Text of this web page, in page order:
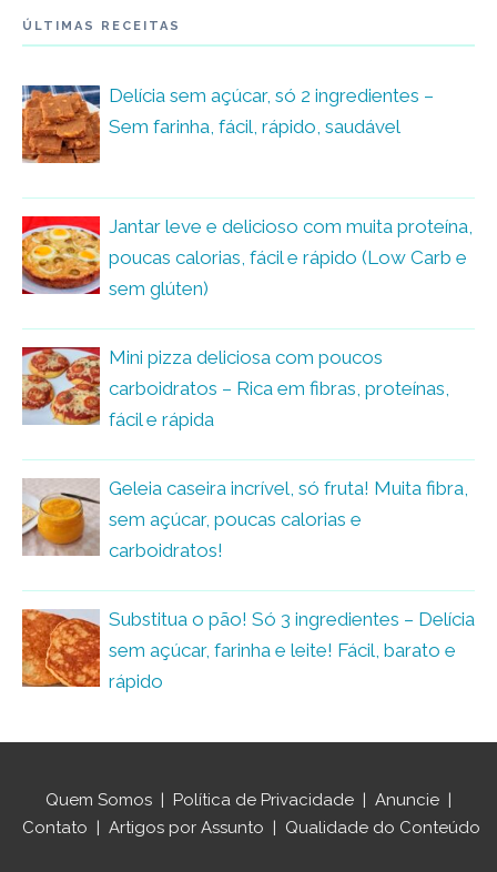
ÚLTIMAS RECEITAS
Delícia sem açúcar, só 2 ingredientes –
Sem farinha, fácil, rápido, saudável
Jantar leve e delicioso com muita proteína,
poucas calorias, fácil e rápido (Low Carb e
sem glúten)
Mini pizza deliciosa com poucos
carboidratos – Rica em fibras, proteínas,
fácil e rápida
Geleia caseira incrível, só fruta! Muita fibra,
sem açúcar, poucas calorias e
carboidratos!
Substitua o pão! Só 3 ingredientes – Delícia
sem açúcar, farinha e leite! Fácil, barato e
rápido
Quem Somos | Política de Privacidade | Anuncie |
Contato | Artigos por Assunto | Qualidade do Conteúdo